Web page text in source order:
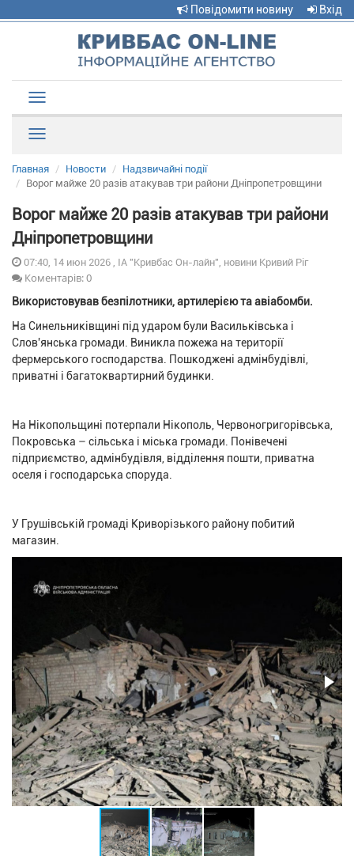
Повідомити новину Вхід
navigation
Главная Новости
Надзвичайні події
Ворог майже 20 разів атакував три райони Дніпропетровщини
Ворог майже 20 разів атакував три райони
Дніпропетровщини
07:40, 14 июн 2026 , ІА "Кривбас Он-лайн", новини Кривий Ріг
Коментарів: 0
Використовував безпілотники, артилерією та авіабомби.
На Синельниківщині під ударом були Васильківська і
Слов'янська громади. Виникла пожежа на території
фермерського господарства. Пошкоджені адмінбудівлі,
приватні і багатоквартирний будинки.
На Нікопольщині потерпали Нікополь, Червоногригорівська,
Покровська – сільська і міська громади. Понівечені
підприємство, адмінбудівля, відділення пошти, приватна
оселя і господарська споруда.
У Грушівській громаді Криворізького району побитий
магазин.